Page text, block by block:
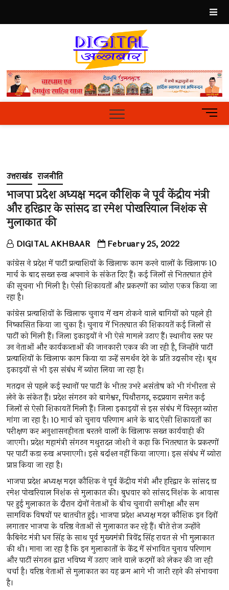
content
Hindi
News
PortalM
e
t
o
n
उत्तराखंड राजनीति
भाजपा प्रदेश अध्यक्ष मदन कौशिक ने पूर्व केंद्रीय मंत्री
और हरिद्वार के सांसद डा रमेश पोखरियाल निशंक से
मुलाकात की
DIGITAL AKHBAAR February 25, 2022
कांग्रेस ने प्रदेश में पार्टी प्रत्याशियों के खिलाफ काम करने वालों के खिलाफ 10
मार्च के बाद सख्त रुख अपनाने के संकेत दिए हैं। कई जिलों से भितरघात होने
की सूचना भी मिली है। ऐसी शिकायतों और प्रकरणों का ब्योरा एकत्र किया जा
रहा है।
कांग्रेस प्रत्याशियों के खिलाफ चुनाव में खम ठोकने वाले बागियों को पहले ही
निष्कासित किया जा चुका है। चुनाव में भितरघात की शिकायतें कई जिलों से
पार्टी को मिली हैं। जिला इकाइयों ने भी ऐसे मामले उठाए हैं। स्थानीय स्तर पर
उन नेताओं और कार्यकत्र्ताओं की जानकारी एकत्र की जा रही है, जिन्होंने पार्टी
प्रत्याशियों के खिलाफ काम किया या उन्हें समर्थन देने के प्रति उदासीन रहे। बूथ
इकाइयों से भी इस संबंध में ब्योरा लिया जा रहा है।
मतदान से पहले कई स्थानों पर पार्टी के भीतर उभरे असंतोष को भी गंभीरता से
लेने के संकेत हैं। प्रदेश संगठन को बागेश्वर, पिथौरागढ़, रुद्रप्रयाग समेत कई
जिलों से ऐसी शिकायतें मिली हैं। जिला इकाइयों से इस संबंध में विस्तृत ब्योरा
मांगा जा रहा है। 10 मार्च को चुनाव परिणाम आने के बाद ऐसी शिकायतों का
परीक्षण कर अनुशासनहीनता बरतने वालों के खिलाफ सख्त कार्यवाही की
जाएगी। प्रदेश महामंत्री संगठन मथुरादत्त जोशी ने कहा कि भितरघात के प्रकरणों
पर पार्टी कड़ा रुख अपनाएगी। इसे बर्दाश्त नहीं किया जाएगा। इस संबंध में ब्योरा
प्राप्त किया जा रहा है।
भाजपा प्रदेश अध्यक्ष मदन कौशिक ने पूर्व केंद्रीय मंत्री और हरिद्वार के सांसद डा
रमेश पोखरियाल निशंक से मुलाकात की। बुधवार को सांसद निशंक के आवास
पर हुई मुलाकात के दौरान दोनों नेताओं के बीच चुनावी समीक्षा और सम
सामयिक विषयों पर बातचीत हुई। भाजपा प्रदेश अध्यक्ष मदन कौशिक इन दिनों
लगातार भाजपा के वरिष्ठ नेताओं से मुलाकात कर रहे हैं। बीते रोज उन्होंने
कैबिनेट मंत्री धन सिंह के साथ पूर्व मुख्यमंत्री त्रिवेंद्र सिंह रावत से भी मुलाकात
की थी। माना जा रहा है कि इन मुलाकातों के केंद्र में संभावित चुनाव परिणाम
और पार्टी संगठन द्वारा भविष्य में उठाए जाने वाले कदमों को लेकर की जा रही
चर्चा है। वरिष्ठ नेताओं से मुलाकात का यह क्रम आगे भी जारी रहने की संभावना
है।